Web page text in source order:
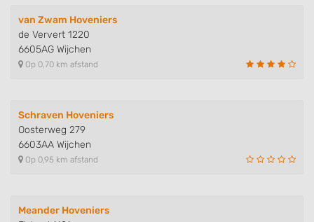
van Zwam Hoveniers
de Ververt 1220
6605AG Wijchen
Op 0,70 km afstand
Schraven Hoveniers
Oosterweg 279
6603AA Wijchen
Op 0,95 km afstand
Meander Hoveniers